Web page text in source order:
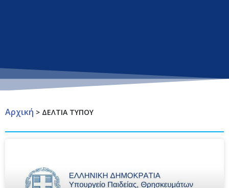
Αρχική > ΔΕΛΤΙΑ ΤΥΠΟΥ